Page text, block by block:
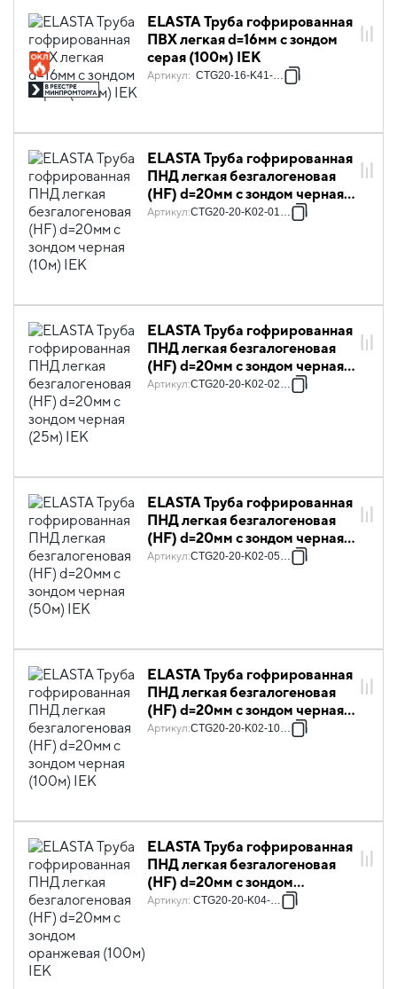
ELASTA Труба гофрированная
ПВХ легкая d=16мм с зондом
серая (100м) IEK
Артикул: CTG20-16-K41-100I
ELASTA Труба гофрированная
ПНД легкая безгалогеновая
(HF) d=20мм с зондом черная
(10м) IEK
Артикул:CTG20-20-K02-010-1
ELASTA Труба гофрированная
ПНД легкая безгалогеновая
(HF) d=20мм с зондом черная
(25м) IEK
Артикул:CTG20-20-K02-025-1
ELASTA Труба гофрированная
ПНД легкая безгалогеновая
(HF) d=20мм с зондом черная
(50м) IEK
Артикул:CTG20-20-K02-050-1
ELASTA Труба гофрированная
ПНД легкая безгалогеновая
(HF) d=20мм с зондом черная
(100м) IEK
Артикул:CTG20-20-K02-100-1
ELASTA Труба гофрированная
ПНД легкая безгалогеновая
(HF) d=20мм с зондом
оранжевая (100м) IEK
Артикул: CTG20-20-K04-100